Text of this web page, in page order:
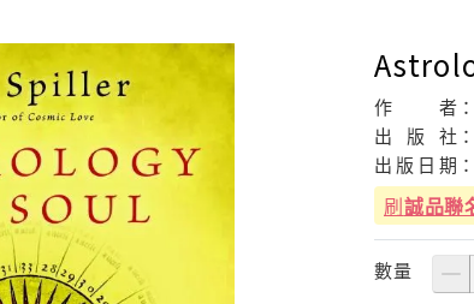
作 者：
出
版 社：
出 版 日 期：
刷誠品聯
數量